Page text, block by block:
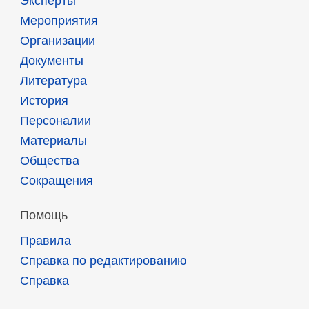
Мероприятия
Организации
Документы
Литература
История
Персоналии
Материалы
Общества
Сокращения
Помощь
Правила
Справка по редактированию
Справка